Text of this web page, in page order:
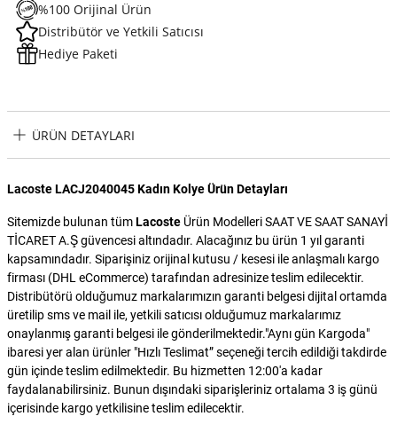
%100 Orijinal Ürün
Distribütör ve Yetkili Satıcısı
Hediye Paketi
ÜRÜN DETAYLARI
Lacoste LACJ2040045 Kadın Kolye Ürün Detayları
Sitemizde bulunan tümLacoste Ürün Modelleri SAAT VE SAAT SANAYİ
TİCARET A.Ş güvencesi altındadır. Alacağınız bu ürün 1 yıl garanti
kapsamındadır. Siparişiniz orijinal kutusu / kesesi ile anlaşmalı kargo
firması (DHL eCommerce) tarafından adresinize teslim edilecektir.
Distribütörü olduğumuz markalarımızın garanti belgesi dijital ortamda
üretilip sms ve mail ile, yetkili satıcısı olduğumuz markalarımız
onaylanmış garanti belgesi ile gönderilmektedir."Aynı gün Kargoda"
ibaresi yer alan ürünler "Hızlı Teslimat” seçeneği tercih edildiği takdirde
gün içinde teslim edilmektedir. Bu hizmetten 12:00'a kadar
faydalanabilirsiniz. Bunun dışındaki siparişleriniz ortalama 3 iş günü
içerisinde kargo yetkilisine teslim edilecektir.